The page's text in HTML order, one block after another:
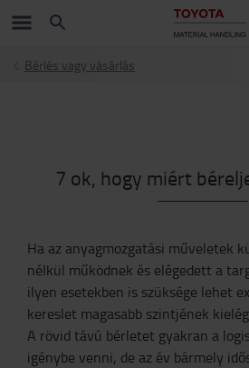
Bérlés vagy vásárlás
7 ok, hogy miért
Ha az anyagmozgatási műveletek
nélkül működnek és elégedett a
ilyen esetekben is szüksége lehet
kereslet magasabb szintjének
A rövid távú bérletet gyakran a
igénybe venni, de az év bármely